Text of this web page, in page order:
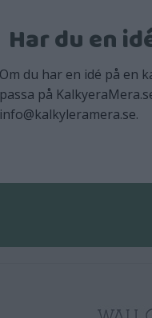
Har du en
Om du har en idé på en
passa på
info@kalkyleramera.se.